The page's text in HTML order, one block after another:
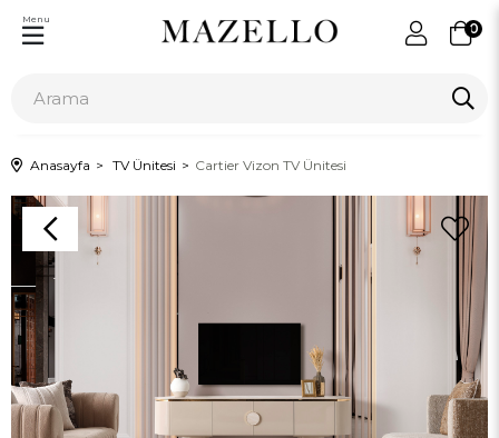
0
Menu
Anasayfa TV Ünitesi Cartier Vizon TV Ünitesi